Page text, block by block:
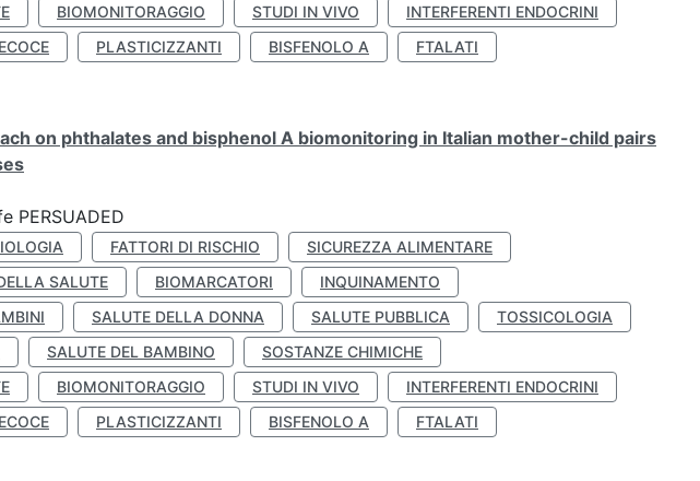
BIOMONITORAGGIO STUDI IN VIVO
INTERFERENTI ENDOCRINI
PLASTICIZZANTI BISFENOLO A
FTALATI
on phthalates and bisphenol A biomonitoring in Italian mother-child pairs
PERSUADED
FATTORI DI RISCHIO
SICUREZZA ALIMENTARE
SALUTE BIOMARCATORI
INQUINAMENTO
SALUTE DELLA DONNA SALUTE PUBBLICA
TOSSICOLOGIA
SALUTE DEL BAMBINO
SOSTANZE CHIMICHE
BIOMONITORAGGIO STUDI IN VIVO
INTERFERENTI ENDOCRINI
PLASTICIZZANTI BISFENOLO A
FTALATI